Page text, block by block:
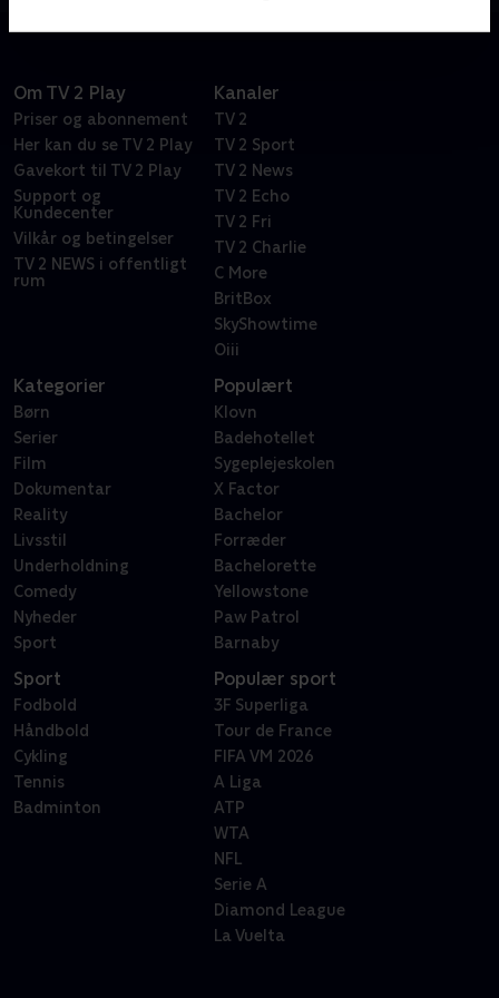
Om TV 2 Play
Priser og abonnement
Her kan du se TV 2 Play
Gavekort til TV 2 Play
Support og
Kundecenter
Vilkår og betingelser
TV 2 NEWS i offentligt
rum
Kanaler
TV 2
TV 2 Sport
TV 2 News
TV 2 Echo
TV 2 Fri
TV 2 Charlie
C More
BritBox
SkyShowtime
Oiii
Kategorier
Børn
Serier
Film
Dokumentar
Reality
Livsstil
Underholdning
Comedy
Nyheder
Sport
Populært
Klovn
Badehotellet
Sygeplejeskolen
X Factor
Bachelor
Forræder
Bachelorette
Yellowstone
Paw Patrol
Barnaby
Sport
Fodbold
Håndbold
Cykling
Tennis
Badminton
Populær sport
3F Superliga
Tour de France
FIFA VM 2026
A Liga
ATP
WTA
NFL
Serie A
Diamond League
La Vuelta